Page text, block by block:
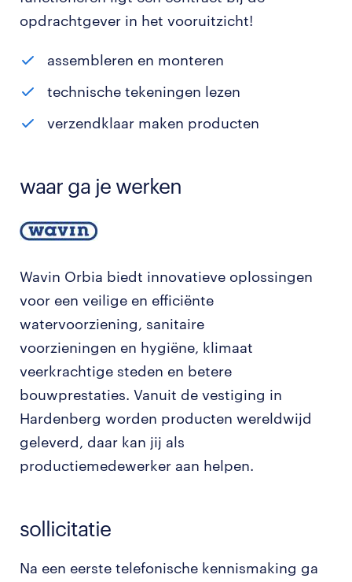
opdrachtgever in het vooruitzicht!
assembleren en monteren
technische tekeningen lezen
verzendklaar maken producten
waar ga je werken
Wavin Orbia biedt innovatieve oplossingen
voor een veilige en efficiënte
watervoorziening, sanitaire
voorzieningen en hygiëne, klimaat
veerkrachtige steden en betere
bouwprestaties. Vanuit de vestiging in
Hardenberg worden producten wereldwijd
geleverd, daar kan jij als
productiemedewerker aan helpen.
sollicitatie
Na een eerste telefonische kennismaking ga